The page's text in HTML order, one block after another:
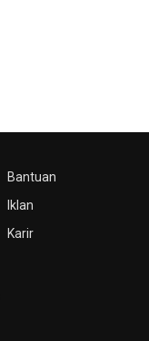
Bantuan
Iklan
Karir